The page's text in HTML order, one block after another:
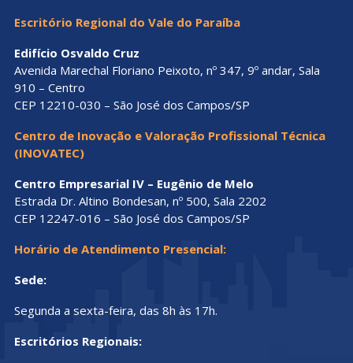
Escritório Regional do Vale do Paraíba
Edifício Osvaldo Cruz
Avenida Marechal Floriano Peixoto, nº 347, 9º andar, Sala
910 – Centro
CEP 12210-030 – São José dos Campos/SP
Centro de Inovação e Valoração Profissional Técnica
(INOVATEC)
Centro Empresarial IV – Eugênio de Melo
Estrada Dr. Altino Bondesan, nº 500, Sala 2202
CEP 12247-016 – São José dos Campos/SP
Horário de Atendimento Presencial:
Sede:
Segunda a sexta-feira, das 8h às 17h.
Escritórios Regionais: